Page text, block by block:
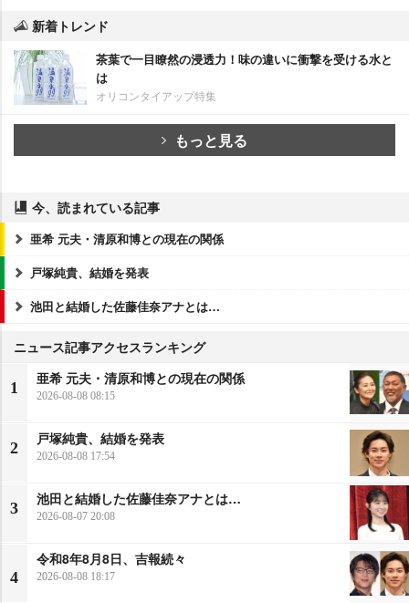
新着トレンド
茶葉で一目瞭然の浸透力！味の違いに衝撃を受ける水と
は
オリコンタイアップ特集
もっと見る
今、読まれている記事
亜希 元夫・清原和博との現在の関係
戸塚純貴、結婚を発表
池田と結婚した佐藤佳奈アナとは…
ニュース記事アクセスランキング
1
亜希 元夫・清原和博との現在の関係
2026-08-08 08:15
2
戸塚純貴、結婚を発表
2026-08-08 17:54
3
池田と結婚した佐藤佳奈アナとは…
2026-08-07 20:08
4
令和8年8月8日、吉報続々
2026-08-08 18:17